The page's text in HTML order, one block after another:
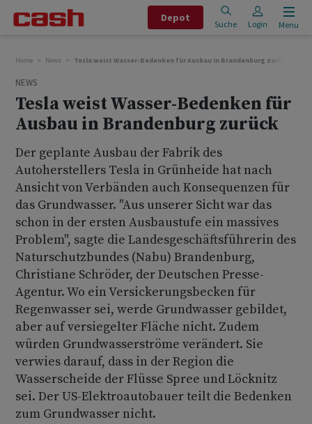
Depot
Suche Login Menu
Home News Tesla weist Wasser-Bedenken für Ausbau in Brandenburg zurück
NEWS
Tesla weist Wasser-Bedenken für
Ausbau in Brandenburg zurück
Der geplante Ausbau der Fabrik des
Autoherstellers Tesla in Grünheide hat nach
Ansicht von Verbänden auch Konsequenzen für
das Grundwasser. "Aus unserer Sicht war das
schon in der ersten Ausbaustufe ein massives
Problem", sagte die Landesgeschäftsführerin des
Naturschutzbundes (Nabu) Brandenburg,
Christiane Schröder, der Deutschen Presse-
Agentur. Wo ein Versickerungsbecken für
Regenwasser sei, werde Grundwasser gebildet,
aber auf versiegelter Fläche nicht. Zudem
würden Grundwasserströme verändert. Sie
verwies darauf, dass in der Region die
Wasserscheide der Flüsse Spree und Löcknitz
sei. Der US-Elektroautobauer teilt die Bedenken
zum Grundwasser nicht.